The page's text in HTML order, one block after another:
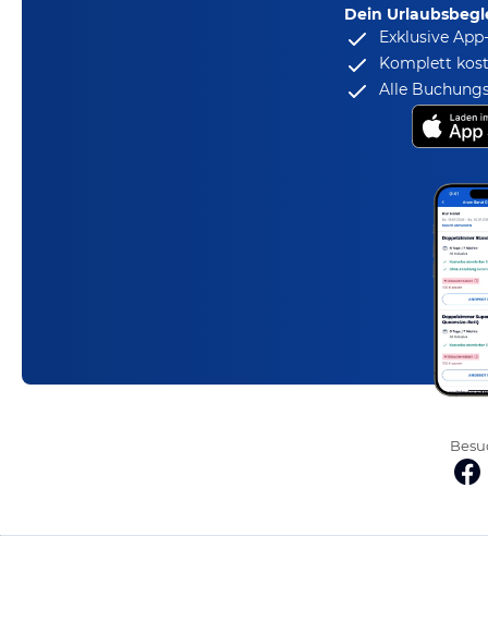
Dein
Exklusive
Komplett
Alle